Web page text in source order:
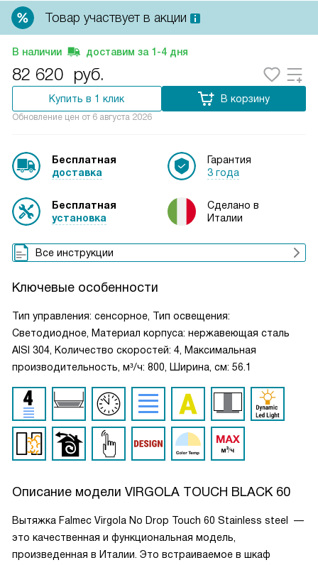
Товар участвует в акции
В наличии доставим за 1-4 дня
82 620 руб.
Купить в 1 клик В корзину
Обновление цен от 6 августа 2026
Бесплатная
доставка
Бесплатная
установка
Гарантия
3 года
Сделано в
Италии
Все инструкции
Ключевые особенности
Тип управления: сенсорное, Тип освещения:
Светодиодное, Материал корпуса: нержавеющая сталь
AISI 304, Количество скоростей: 4, Максимальная
производительность, м³/ч: 800, Ширина, см: 56.1
Описание модели VIRGOLA TOUCH BLACK 60
Вытяжка Falmec Virgola No Drop Touch 60 Stainless steel —
это качественная и функциональная модель,
произведенная в Италии. Это встраиваемое в шкаф